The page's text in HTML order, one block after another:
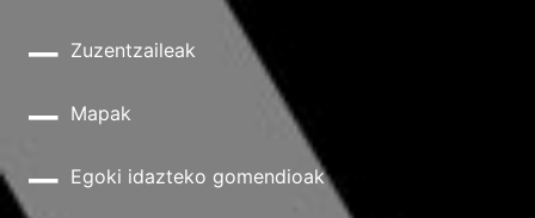
Zuzentzaileak
Mapak
Egoki idazteko gomendioak